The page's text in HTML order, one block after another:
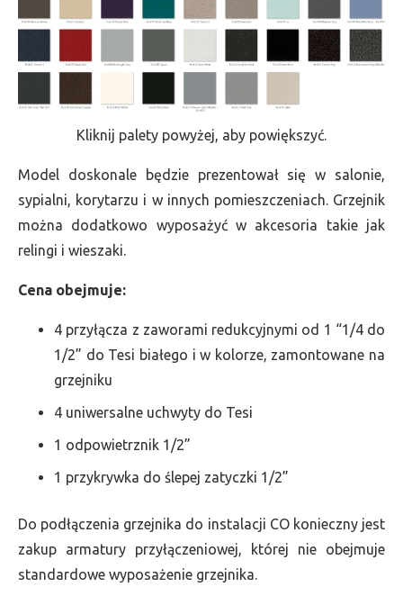
Kliknij palety powyżej, aby powiększyć.
Model doskonale będzie prezentował się w salonie,
sypialni, korytarzu i w innych pomieszczeniach. Grzejnik
można dodatkowo wyposażyć w akcesoria takie jak
relingi i wieszaki.
Cena obejmuje:
4 przyłącza z zaworami redukcyjnymi od 1 “1/4 do
1/2” do Tesi białego i w kolorze, zamontowane na
grzejniku
4 uniwersalne uchwyty do Tesi
1 odpowietrznik 1/2”
1 przykrywka do ślepej zatyczki 1/2”
Do podłączenia grzejnika do instalacji CO konieczny jest
zakup armatury przyłączeniowej, której nie obejmuje
standardowe wyposażenie grzejnika.